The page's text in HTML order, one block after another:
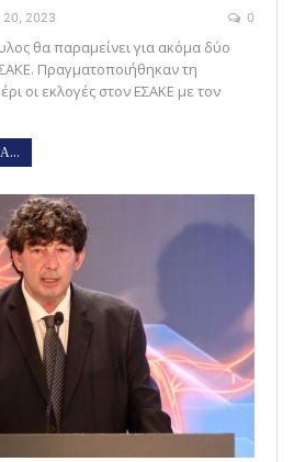
2023 0
θα παραμείνει για ακόμα δύο
Πραγματοποιήθηκαν τη
οι εκλογές στον ΕΣΑΚΕ με τον